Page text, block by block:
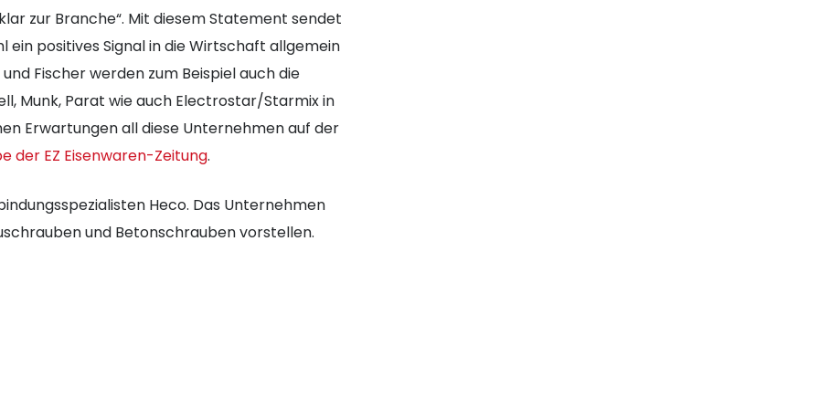
zur Branche“. Mit diesem Statement sendet
positives Signal in die Wirtschaft allgemein
Fischer werden zum Beispiel auch die
Munk, Parat wie auch Electrostar/Starmix in
Erwartungen all diese Unternehmen auf der
der EZ Eisenwaren-Zeitung.
Heco. Das Unternehmen
und Betonschrauben vorstellen.